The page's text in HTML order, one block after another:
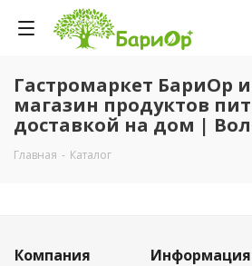
Гастромаркет БариОр
магазин продуктов
доставкой на дом |
Главная - Каталог
Компания Информация